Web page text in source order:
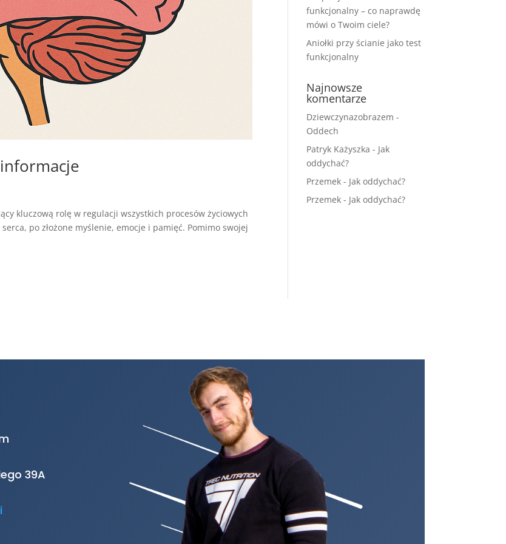
kluczową rolę w regulacji wszystkich procesów życiowych
po złożone myślenie, emocje i pamięć. Pomimo swojej
funkcjonalny – co naprawdę
mówi o Twoim ciele?
Aniołki przy ścianie jako test
funkcjonalny
Najnowsze
komentarze
Dziewczynazobrazem -
Oddech
Patryk Każyszka - Jak
oddychać?
Przemek - Jak oddychać?
Przemek - Jak oddychać?
39A